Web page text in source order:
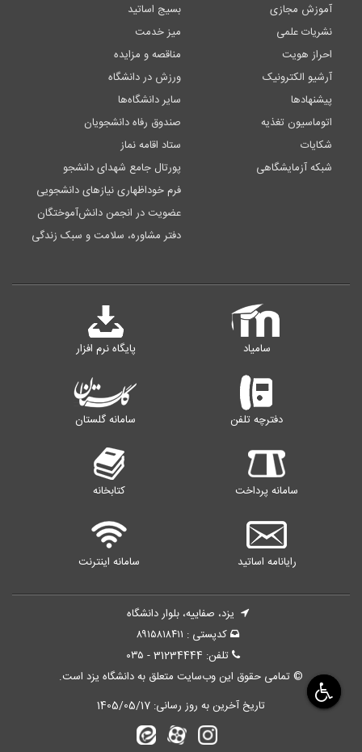
آموزش مجازی
نشریات علمی
احراز هویت
آرشیو الکترونیک
پیشنهادها
اتوماسیون تغذیه
شکایات
شبکه آزمایشگاهی
بسیج اساتید
میز خدمت
مناقصه و مزایده
ورزش در دانشگاه
سایر دانشگاه‌ها
صندوق رفاه دانشجویان
ستاد اقامه نماز
پورتال جامع شهدای دانشجو
فرم خوداظهاری نیازهای دانشجویی
عضویت در انجمن دانش‌آموختگان
دفتر مشاوره، سلامت و سبک زندگی
سامیاد پایگاه نرم افزار
دفترچه تلفن سامانه گلستان
سامانه پرداخت کتابخانه
رایانامه اساتید سامانه اینترنت
یزد، صفاییه، بلوار دانشگاه
کدپستی : ۸۹۱۵۸۱۸۴۱۱
تلفن: 31234444 - ۰۳۵
© تمامی حقوق این وب‌سایت متعلق به دانشگاه یزد است.
تاریخ آخرین به روز رسانی: 1405/05/17